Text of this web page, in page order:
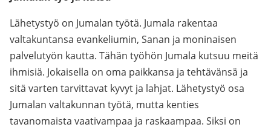
Lähetystyö on Jumalan työtä. Jumala rakentaa
valtakuntansa evankeliumin, Sanan ja moninaisen
palvelutyön kautta. Tähän työhön Jumala kutsuu meitä
ihmisiä. Jokaisella on oma paikkansa ja tehtävänsä ja
sitä varten tarvittavat kyvyt ja lahjat. Lähetystyö osa
Jumalan valtakunnan työtä, mutta kenties
tavanomaista vaativampaa ja raskaampaa. Siksi on